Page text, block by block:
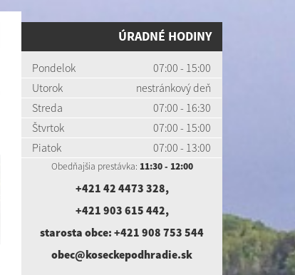
ÚRADNÉ HODINY
Pondelok
07:00 - 15:00
Utorok
nestránkový deň
Streda
07:00 - 16:30
Štvrtok
07:00 - 15:00
Piatok
07:00 - 13:00
Obedňajšia prestávka: 11:30 - 12:00
+421 42 4473 328,
+421 903 615 442,
starosta obce:+421 908 753 544
obec@koseckepodhradie.sk